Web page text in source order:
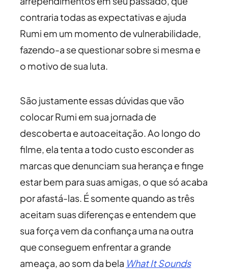
contraria todas as expectativas e ajuda
Rumi em um momento de vulnerabilidade,
fazendo-a se questionar sobre si mesma e
o motivo de sua luta.
São justamente essas dúvidas que vão
colocar Rumi em sua jornada de
descoberta e autoaceitação. Ao longo do
filme, ela tenta a todo custo esconder as
marcas que denunciam sua herança e finge
estar bem para suas amigas, o que só acaba
por afastá-las. É somente quando as três
aceitam suas diferenças e entendem que
sua força vem da confiança uma na outra
que conseguem enfrentar a grande
ameaça, ao som da bela What It Sounds